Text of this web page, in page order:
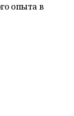
опыта в